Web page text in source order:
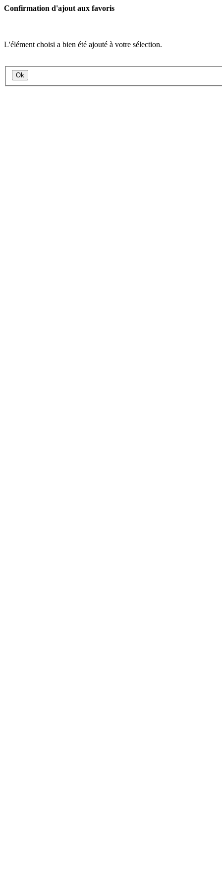
Confirmation d'ajout aux favoris
L'élément choisi a bien été ajouté à votre sélection.